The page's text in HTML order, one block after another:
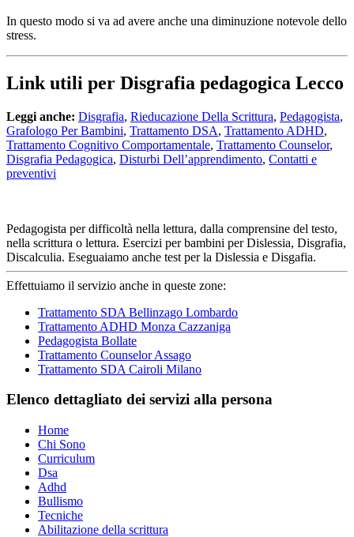
In questo modo si va ad avere anche una diminuzione notevole dello
stress.
Link utili per Disgrafia pedagogica Lecco
Leggi anche: Disgrafia, Rieducazione Della Scrittura, Pedagogista,
Grafologo Per Bambini, Trattamento DSA, Trattamento ADHD,
Trattamento Cognitivo Comportamentale, Trattamento Counselor,
Disgrafia Pedagogica, Disturbi Dell’apprendimento, Contatti e
preventivi
Pedagogista per difficoltà nella lettura, dalla comprensine del testo,
nella scrittura o lettura. Esercizi per bambini per Dislessia, Disgrafia,
Discalculia. Eseguaiamo anche test per la Dislessia e Disgafia.
Effettuiamo il servizio anche in queste zone:
Trattamento SDA Bellinzago Lombardo
Trattamento ADHD Monza Cazzaniga
Pedagogista Bollate
Trattamento Counselor Assago
Trattamento SDA Cairoli Milano
Elenco dettagliato dei servizi alla persona
Home
Chi Sono
Curriculum
Dsa
Adhd
Bullismo
Tecniche
Abilitazione della scrittura